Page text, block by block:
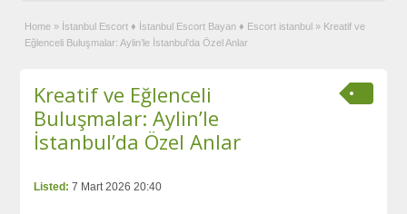
Home » İstanbul Escort ♦️ İstanbul Escort Bayan ♦️ Escort istanbul » Kreatif ve
Eğlenceli Buluşmalar: Aylin’le İstanbul’da Özel Anlar
Kreatif ve Eğlenceli
Buluşmalar: Aylin’le
İstanbul’da Özel Anlar
Listed: 7 Mart 2026 20:40